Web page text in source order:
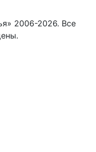
2006-2026. Все